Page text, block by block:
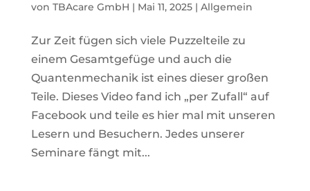
von TBAcare GmbH | Mai 11, 2025| Allgemein
Zur Zeit fügen sich viele Puzzelteile zu
einem Gesamtgefüge und auch die
Quantenmechanik ist eines dieser großen
Teile. Dieses Video fand ich „per Zufall“ auf
Facebook und teile es hier mal mit unseren
Lesern und Besuchern. Jedes unserer
Seminare fängt mit...